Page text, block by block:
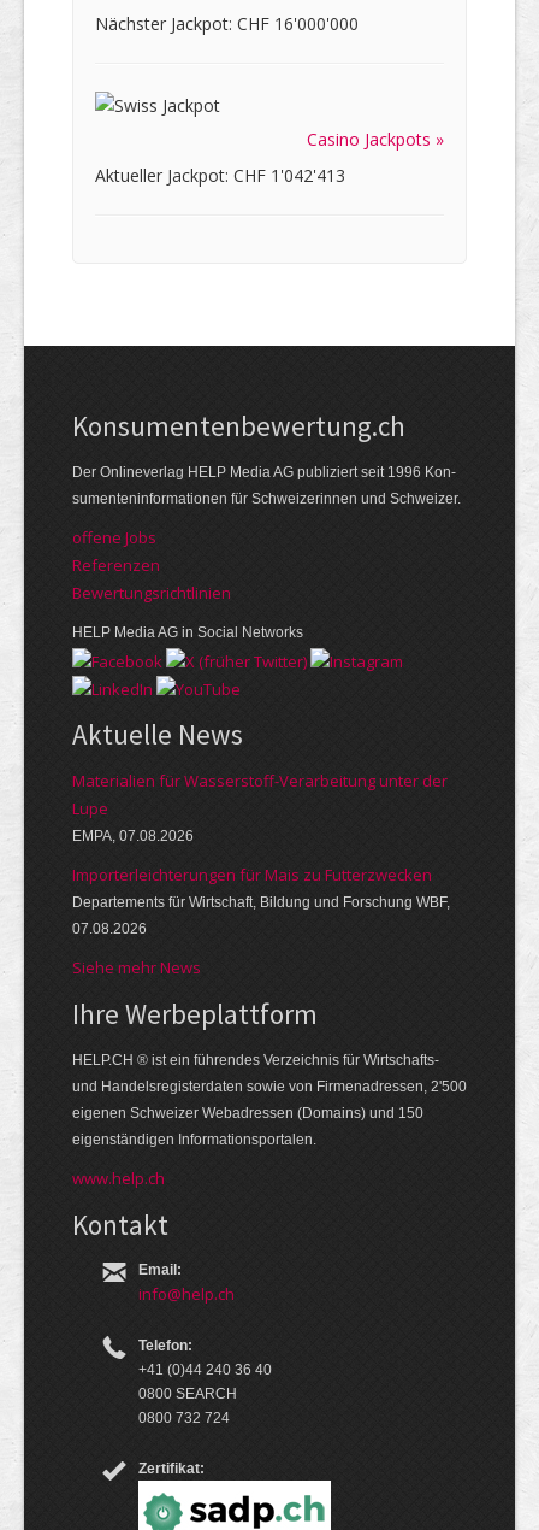
Nächster Jackpot: CHF 16'000'000
Casino Jackpots »
Aktueller Jackpot: CHF 1'042'413
Kon­su­menten­be­wer­tung.ch
Der Online­verlag HELP Media AG publi­ziert seit 1996 Kon­
su­menten­infor­mationen für Schwei­zerinnen und Schweizer.
offene Jobs
Referenzen
Bewer­tungs­richt­linien
HELP Media AG in Social Networks
Aktuelle News
Materialien für Wasserstoff-Verarbeitung unter der
Lupe
EMPA, 07.08.2026
Importerleichterungen für Mais zu Futterzwecken
Departements für Wirtschaft, Bildung und Forschung WBF,
07.08.2026
Siehe mehr News
Ihre Werbe­platt­form
HELP.CH ® ist ein führendes Ver­zeich­nis für Wirt­schafts-
und Handels­register­daten so­wie von Firmen­adressen, 2'500
eige­nen Schweizer Web­adressen (Domains) und 150
eigen­ständigen Infor­mations­por­talen.
www.help.ch
Kontakt
Email:
info@help.ch
Telefon:
+41 (0)44 240 36 40
0800 SEARCH
0800 732 724
Zertifikat: